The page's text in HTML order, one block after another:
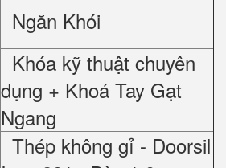
Ngăn Khói
Khóa kỹ thuật chuyên
dụng + Khoá Tay Gạt
Ngang
Thép không gỉ - Doorsil